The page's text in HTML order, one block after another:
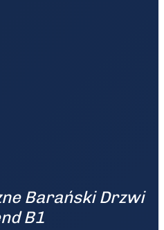
Barański Drzwi
B1